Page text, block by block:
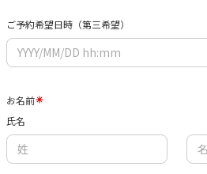
ご予約希望日時（第三希望）
お名前
氏名